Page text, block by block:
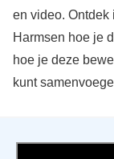
en video. Ontdek
Harmsen hoe je
hoe je deze
kunt